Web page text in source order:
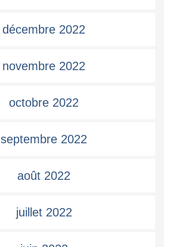
décembre 2022
novembre 2022
octobre 2022
septembre 2022
août 2022
juillet 2022